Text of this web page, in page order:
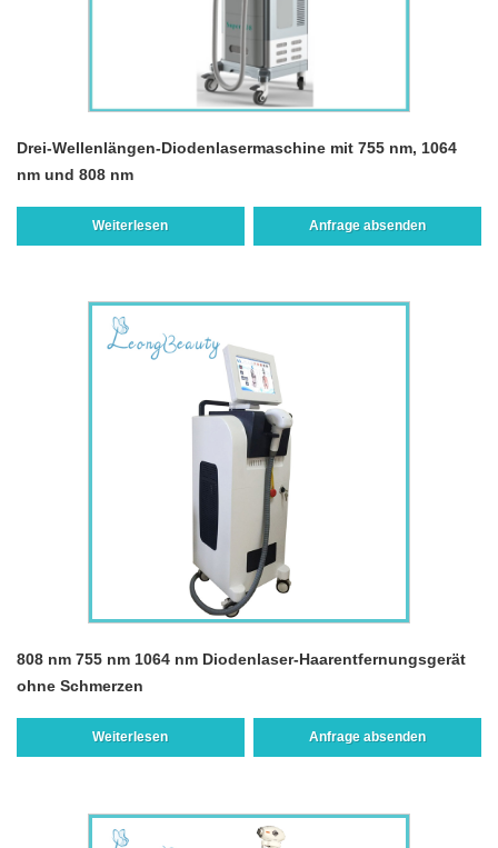
Drei-Wellenlängen-Diodenlasermaschine mit 755 nm, 1064
nm und 808 nm
Weiterlesen Anfrage absenden
808 nm 755 nm 1064 nm Diodenlaser-Haarentfernungsgerät
ohne Schmerzen
Weiterlesen Anfrage absenden